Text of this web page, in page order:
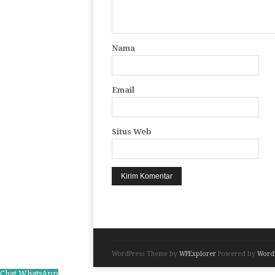
Nama
Email
Situs Web
WordPress Theme by WPExplorer Powered by